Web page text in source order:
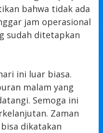
bahwa tidak ada
jam operasional
sudah ditetapkan
ini luar biasa.
malam yang
Semoga ini
Zaman
dikatakan